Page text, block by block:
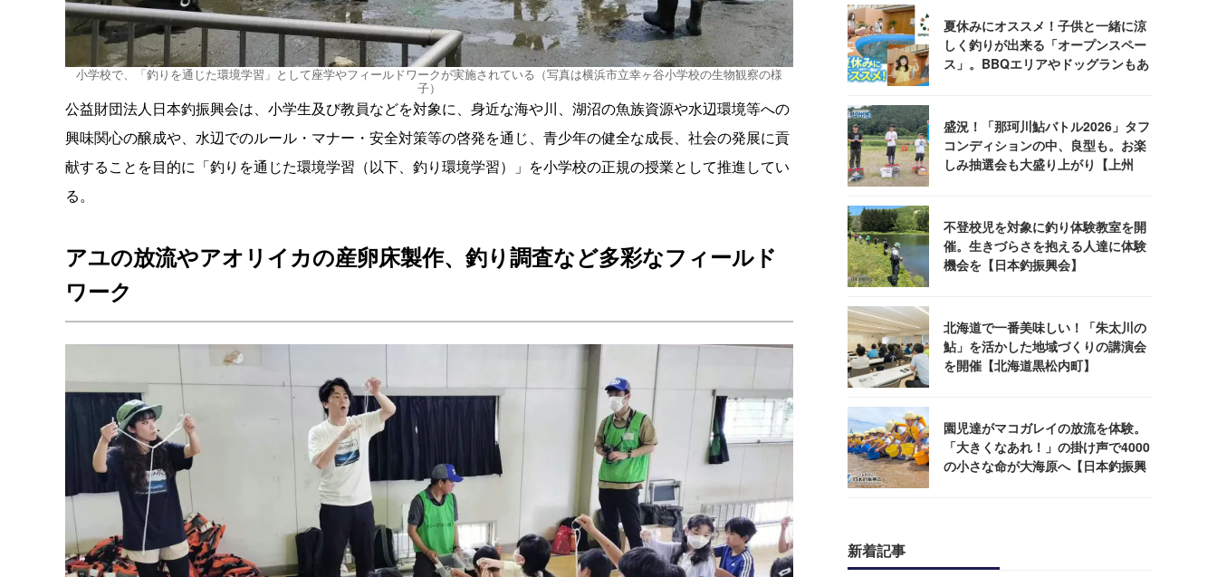
小学校で、「釣りを通じた環境学習」として座学やフィールドワークが実施されている（写真は横浜市立幸ヶ谷小学校の生物観察の様
子）
公益財団法人日本釣振興会は、小学生及び教員などを対象に、身近な海や川、湖沼の魚族資源や水辺環境等への
興味関心の醸成や、水辺でのルール・マナー・安全対策等の啓発を通じ、青少年の健全な成長、社会の発展に貢
献することを目的に「釣りを通じた環境学習（以下、釣り環境学習）」を小学校の正規の授業として推進してい
る。
アユの放流やアオリイカの産卵床製作、釣り調査など多彩なフィールド
ワーク
夏休みにオススメ！子供と一緒に涼
しく釣りが出来る「オープンスペー
ス」。BBQエリアやドッグランもあ
盛況！「那珂川鮎バトル2026」タフ
コンディションの中、良型も。お楽
しみ抽選会も大盛り上がり【上州
不登校児を対象に釣り体験教室を開
催。生きづらさを抱える人達に体験
機会を【日本釣振興会】
北海道で一番美味しい！「朱太川の
鮎」を活かした地域づくりの講演会
を開催【北海道黒松内町】
園児達がマコガレイの放流を体験。
「大きくなあれ！」の掛け声で4000
の小さな命が大海原へ【日本釣振興
新着記事